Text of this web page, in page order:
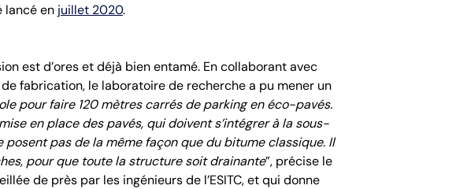
lancé en juillet 2020.
est d’ores et déjà bien entamé. En collaborant avec
fabrication, le laboratoire de recherche a pu mener un
pour faire 120 mètres carrés de parking en éco-pavés.
en place des pavés, qui doivent s’intégrer à la sous-
pas de la même façon que du bitume classique. Il
pour que toute la structure soit drainante”, précise le
de près par les ingénieurs de l’ESITC, et qui donne